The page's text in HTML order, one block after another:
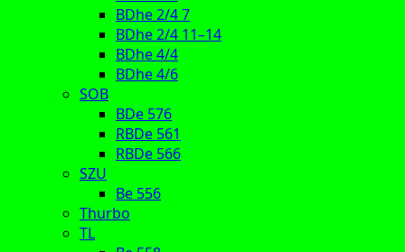
BDhe 2/4 7
BDhe 2/4 11–14
BDhe 4/4
BDhe 4/6
SOB
BDe 576
RBDe 561
RBDe 566
SZU
Be 556
Thurbo
TL